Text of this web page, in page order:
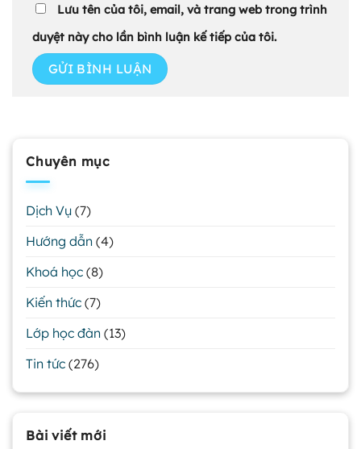
Lưu tên của tôi, email, và trang web trong trình
duyệt này cho lần bình luận kế tiếp của tôi.
Chuyên mục
Dịch Vụ (7)
Hướng dẫn (4)
Khoá học (8)
Kiến thức (7)
Lớp học đàn (13)
Tin tức (276)
Bài viết mới